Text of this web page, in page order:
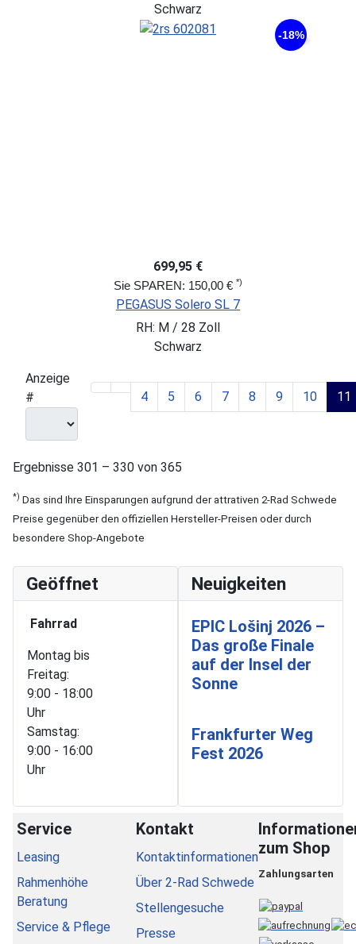
Schwarz
-18%
699,95 €
Sie SPAREN: 150,00 € *)
PEGASUS Solero SL 7
RH: M / 28 Zoll
Schwarz
Anzeige
#
4 5 6 7 8 9 10 11
Ergebnisse 301 – 330 von 365
*) Das sind Ihre Einsparungen aufgrund der attrativen 2-Rad Schwede
Preise gegenüber den offiziellen Hersteller-Preisen oder durch
besondere Shop-Angebote
Geöffnet
Fahrrad
Montag bis
Freitag:
9:00 - 18:00
Uhr
Samstag:
9:00 - 16:00
Uhr
Neuigkeiten
EPIC Lošinj 2026 –
Das große Finale
auf der Insel der
Sonne
Frankfurter Weg
Fest 2026
Service
Leasing
Rahmenhöhe
Beratung
Service & Pflege
Kontakt
Kontaktinformationen
Über 2-Rad Schwede
Stellengesuche
Presse
zum Shop
Zahlungsarten